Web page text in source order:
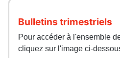
Bulletins trimestriels
Pour accéder à l'ensemble
cliquez sur l'image ci-